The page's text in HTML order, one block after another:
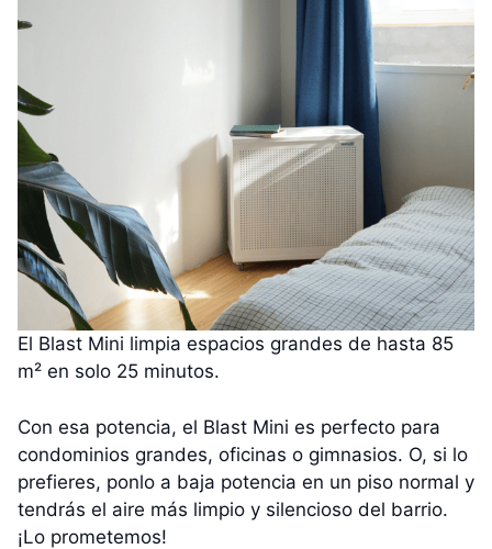
El Blast Mini limpia espacios grandes de hasta 85
m² en solo 25 minutos.
Con esa potencia, el Blast Mini es perfecto para
condominios grandes, oficinas o gimnasios. O, si lo
prefieres, ponlo a baja potencia en un piso normal y
tendrás el aire más limpio y silencioso del barrio.
¡Lo prometemos!